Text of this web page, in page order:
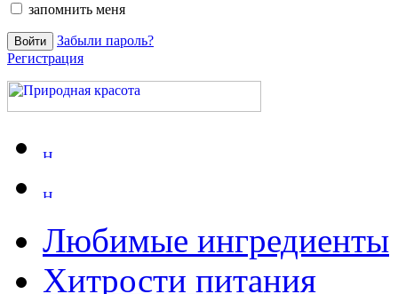
запомнить меня
Забыли пароль?
Регистрация
Любимые ингредиенты
Хитрости питания